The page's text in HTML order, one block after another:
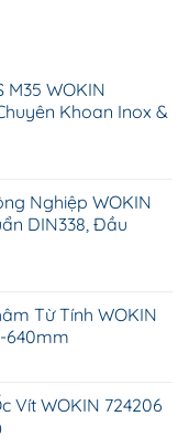
M35 WOKIN
Khoan Inox &
₫
Nghiệp WOKIN
DIN338, Đầu
Từ Tính WOKIN
640mm
Vít WOKIN 724206